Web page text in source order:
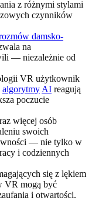
z różnymi stylami
czynników
damsko-
na
— niezależnie od
VR użytkownik
algorytmy AI reagują
poczucie
więcej osób
swoich
— nie tylko w
i codziennych
się z lękiem
VR mogą być
i otwartości.